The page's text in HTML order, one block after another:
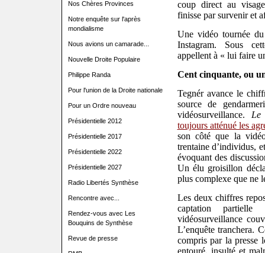
Nos Chères Provinces
Notre enquête sur l'après
mondialisme
Nous avions un camarade...
Nouvelle Droite Populaire
Philippe Randa
Pour l'union de la Droite nationale
Pour un Ordre nouveau
Présidentielle 2012
Présidentielle 2017
Présidentielle 2022
Présidentielle 2027
Radio Libertés Synthèse
Rencontre avec...
Rendez-vous avec Les
Bouquins de Synthèse
Revue de presse
coup direct au
finisse par survenir et
Une vidéo tournée
Instagram. Sous
appellent à « lui faire
Cent cinquante, ou
Tegnér avance le
source de
vidéosurveillance.
toujours atténué les
son côté que la
trentaine d’individus,
évoquant des
Un élu groisillon
plus complexe que ne
Les deux chiffres
captation
vidéosurveillance
L’enquête tranchera.
compris par la presse